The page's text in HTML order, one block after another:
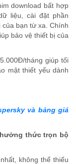
download bất hợp
liệu, cài đặt phần
của bạn từ xa. Chính
bảo vệ thiết bị của
tháng giúp tối
mật thiết yếu dành
và bảng giá
thức trọn bộ
không thể thiếu